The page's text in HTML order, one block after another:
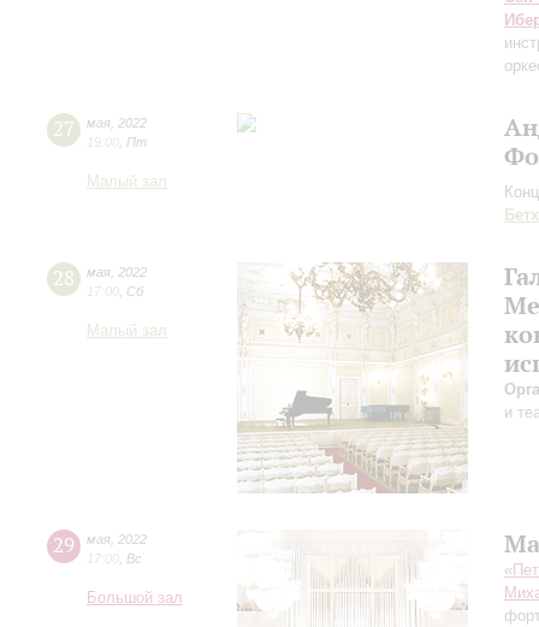
27 мая 2022
19:00 Пт
Малый зал
28 мая 2022
17:00 Сб
Малый зал
и
29 мая 2022
17:00 Вс
Большой зал